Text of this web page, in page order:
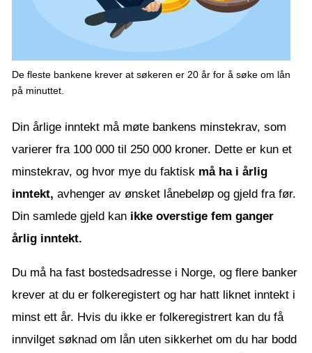
De fleste bankene krever at søkeren er 20 år for å søke om lån
på minuttet.
Din årlige inntekt må møte bankens minstekrav, som
varierer fra 100 000 til 250 000 kroner. Dette er kun et
minstekrav, og hvor mye du faktisk må ha i årlig
inntekt, avhenger av ønsket lånebeløp og gjeld fra før.
Din samlede gjeld kan ikke overstige fem ganger
årlig inntekt.
Du må ha fast bostedsadresse i Norge, og flere banker
krever at du er folkeregistert og har hatt liknet inntekt i
minst ett år. Hvis du ikke er folkeregistrert kan du få
innvilget søknad om lån uten sikkerhet om du har bodd